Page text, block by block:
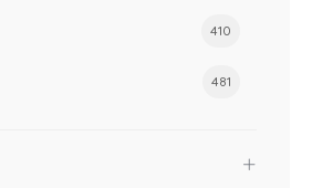
410
481